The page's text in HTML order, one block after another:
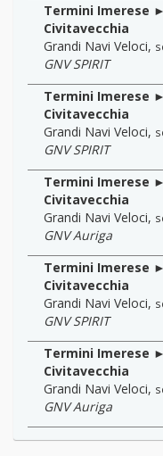
Termini Imerese ►
Civitavecchia
Grandi Navi Veloci,
GNV SPIRIT
Termini Imerese ►
Civitavecchia
Grandi Navi Veloci,
GNV SPIRIT
Termini Imerese ►
Civitavecchia
Grandi Navi Veloci,
GNV Auriga
Termini Imerese ►
Civitavecchia
Grandi Navi Veloci,
GNV SPIRIT
Termini Imerese ►
Civitavecchia
Grandi Navi Veloci,
GNV Auriga